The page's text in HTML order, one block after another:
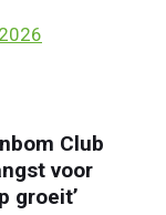
Club
voor
groeit’